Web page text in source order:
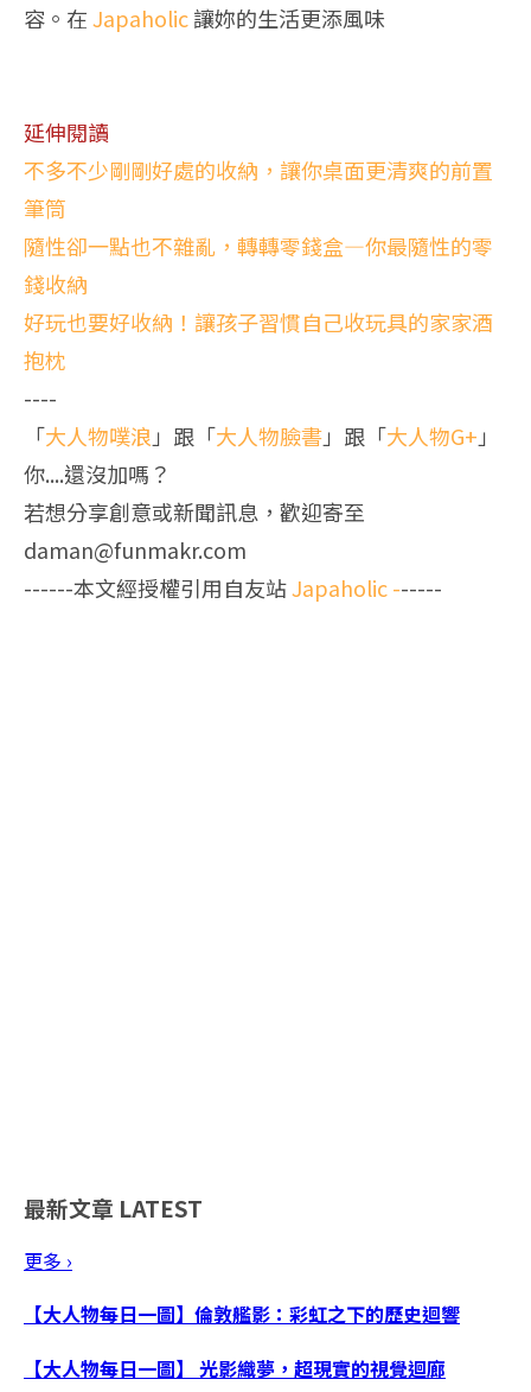
容。在Japaholic讓妳的生活更添風味
延伸閱讀
不多不少剛剛好處的收納，讓你桌面更清爽的前置
筆筒
隨性卻一點也不雜亂，轉轉零錢盒—你最隨性的零
錢收納
好玩也要好收納！讓孩子習慣自己收玩具的家家酒
抱枕
----
「大人物噗浪 」跟「大人物臉書」跟「大人物G+ 」
你....還沒加嗎？
若想分享創意或新聞訊息，歡迎寄至
daman@funmakr.com
------本文經授權引用自友站Japaholic------
最新文章 LATEST
更多 ›
【大人物每日一圖】倫敦艦影：彩虹之下的歷史迴響
【大人物每日一圖】 光影織夢，超現實的視覺迴廊